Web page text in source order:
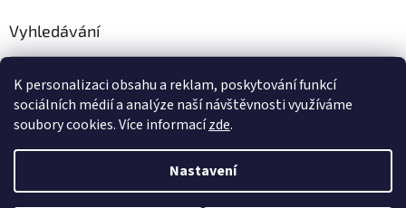
K personalizaci obsahu a reklam, poskytování funkcí
sociálních médií a analýze naší návštěvnosti využíváme
soubory cookies. Více informacízde.
Nastavení
Omlouváme se za určité komplikace s naším e-shopem, vzniklé
Vyhledávání
HLEDAT